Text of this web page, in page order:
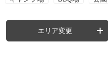
エリア変更